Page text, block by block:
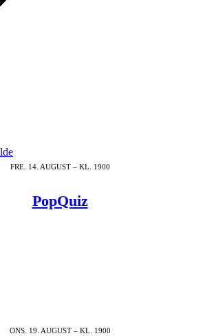
FRE. 14. AUGUST – KL. 1900
PopQuiz
ONS. 19. AUGUST – KL. 1900